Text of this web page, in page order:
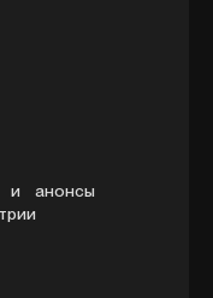
и анонсы